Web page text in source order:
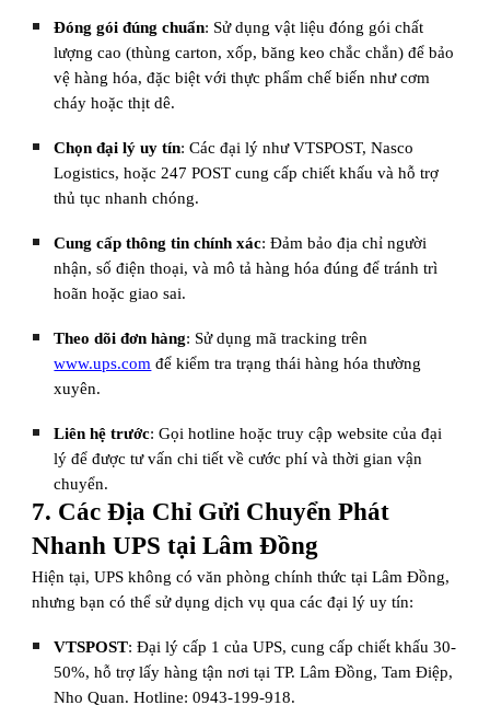
Đóng gói đúng chuẩn: Sử dụng vật liệu đóng gói chất
lượng cao (thùng carton, xốp, băng keo chắc chắn) để bảo
vệ hàng hóa, đặc biệt với thực phẩm chế biến như cơm
cháy hoặc thịt dê.
Chọn đại lý uy tín: Các đại lý như VTSPOST, Nasco
Logistics, hoặc 247 POST cung cấp chiết khấu và hỗ trợ
thủ tục nhanh chóng.
Cung cấp thông tin chính xác: Đảm bảo địa chỉ người
nhận, số điện thoại, và mô tả hàng hóa đúng để tránh trì
hoãn hoặc giao sai.
Theo dõi đơn hàng: Sử dụng mã tracking trên
www.ups.com để kiểm tra trạng thái hàng hóa thường
xuyên.
Liên hệ trước: Gọi hotline hoặc truy cập website của đại
lý để được tư vấn chi tiết về cước phí và thời gian vận
chuyển.
7. Các Địa Chỉ Gửi Chuyển Phát
Nhanh UPS tại Lâm Đồng
Hiện tại, UPS không có văn phòng chính thức tại Lâm Đồng,
nhưng bạn có thể sử dụng dịch vụ qua các đại lý uy tín:
VTSPOST: Đại lý cấp 1 của UPS, cung cấp chiết khấu 30-
50%, hỗ trợ lấy hàng tận nơi tại TP. Lâm Đồng, Tam Điệp,
Nho Quan. Hotline: 0943-199-918.